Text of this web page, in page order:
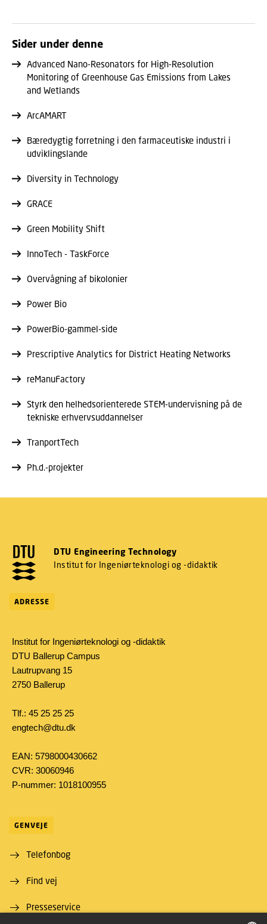
Sider under denne
Advanced Nano-Resonators for High-Resolution
Monitoring of Greenhouse Gas Emissions from Lakes
and Wetlands
ArcAMART
Bæredygtig forretning i den farmaceutiske industri i
udviklingslande
Diversity in Technology
GRACE
Green Mobility Shift
InnoTech - TaskForce
Overvågning af bikolonier
Power Bio
PowerBio-gammel-side
Prescriptive Analytics for District Heating Networks
reManuFactory
Styrk den helhedsorienterede STEM-undervisning på de
tekniske erhvervsuddannelser
TranportTech
Ph.d.-projekter
DTU Engineering Technology
Institut for Ingeniørteknologi og -didaktik
ADRESSE
Institut for Ingeniørteknologi og -didaktik
DTU Ballerup Campus
Lautrupvang 15
2750 Ballerup
Tlf.: 45 25 25 25
engtech@dtu.dk
EAN: 5798000430662
CVR: 30060946
P-nummer: 1018100955
GENVEJE
Telefonbog
Find vej
Presseservice